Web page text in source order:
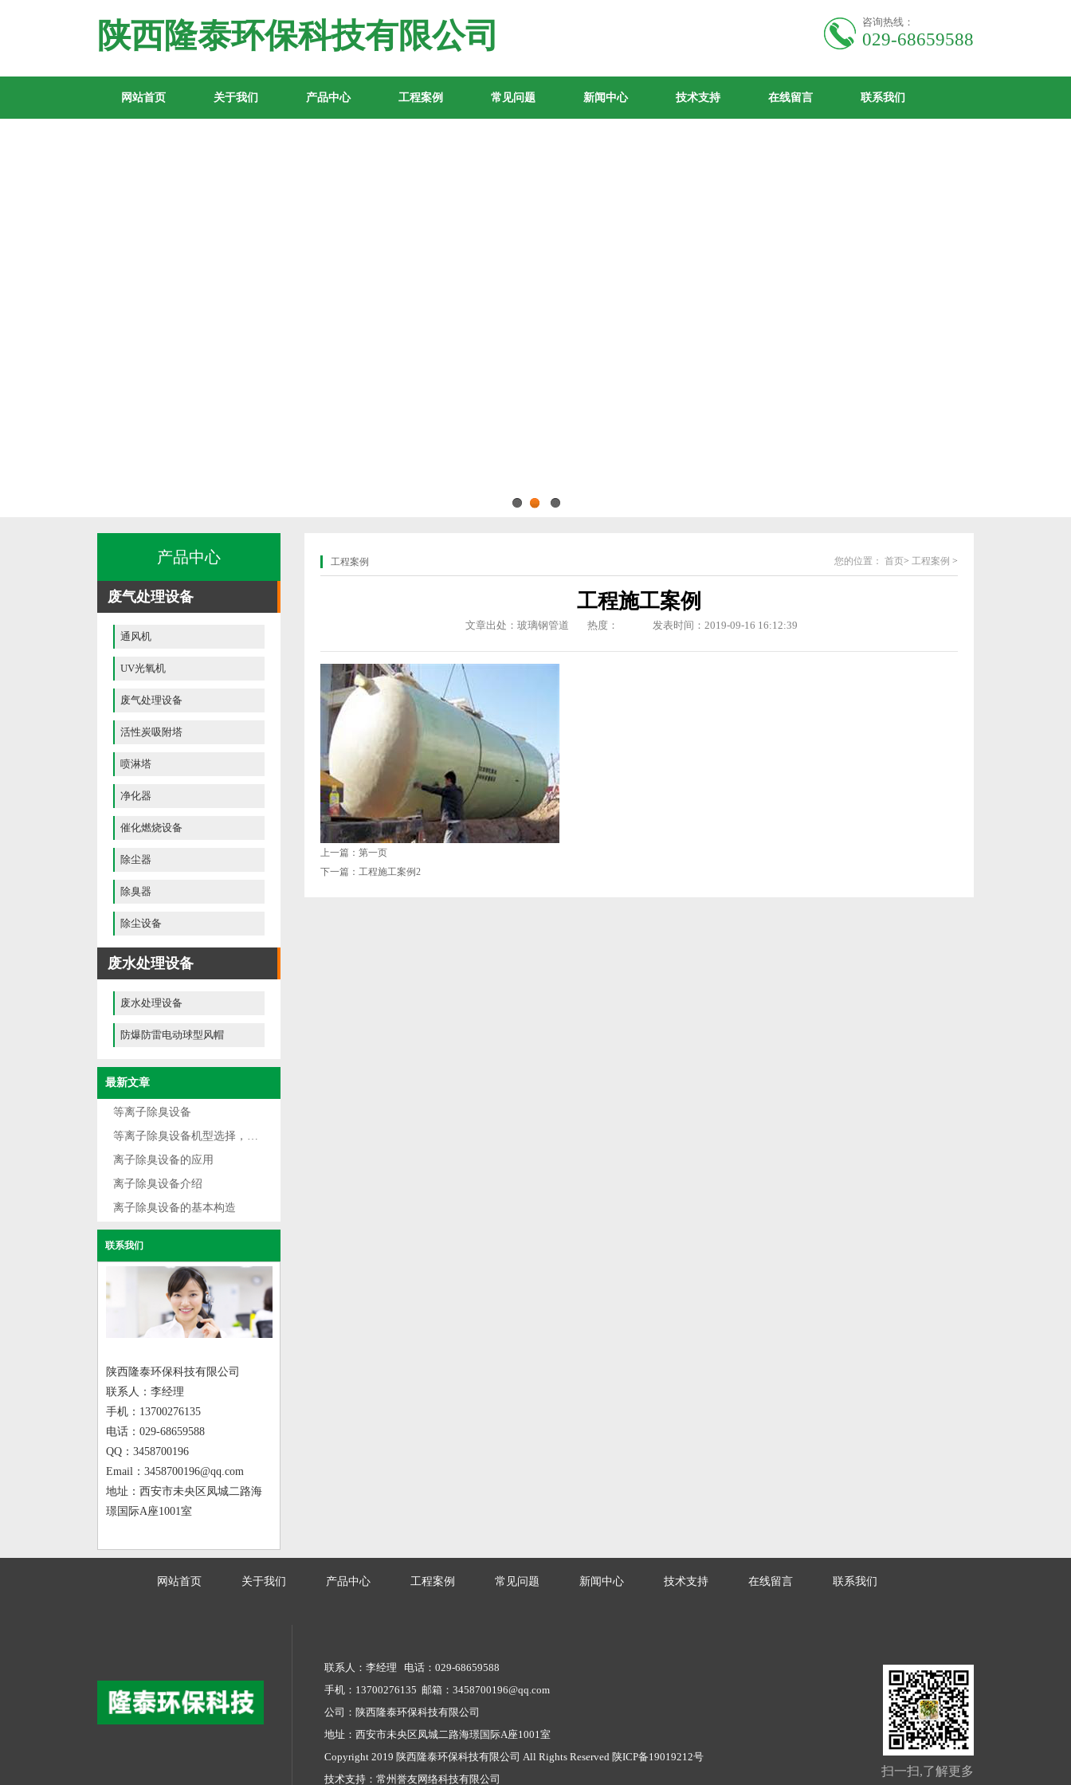
陕西隆泰环保科技有限公司 咨询热线：
029-68659588
网站首页 关于我们 产品中心 工程案例 常见问题 新闻中心 技术支持 在线留言 联系我们
产品中心
废气处理设备
通风机
UV光氧机
废气处理设备
活性炭吸附塔
喷淋塔
净化器
催化燃烧设备
除尘器
除臭器
除尘设备
废水处理设备
废水处理设备
防爆防雷电动球型风帽
最新文章
等离子除臭设备
等离子除臭设备机型选择，根据不同用途选型
离子除臭设备的应用
离子除臭设备介绍
离子除臭设备的基本构造
联系我们
陕西隆泰环保科技有限公司
联系人：李经理
手机：13700276135
电话：029-68659588
QQ：3458700196
Email：3458700196@qq.com
地址：西安市未央区凤城二路海
璟国际A座1001室
工程案例 您的位置： 首页> 工程案例 >
工程施工案例
文章出处：玻璃钢管道 热度： 发表时间：2019-09-16 16:12:39
上一篇： 第一页
下一篇： 工程施工案例2
网站首页 关于我们 产品中心 工程案例 常见问题 新闻中心 技术支持 在线留言 联系我们
联系人：李经理 电话：029-68659588
手机：13700276135 邮箱：3458700196@qq.com
公司：陕西隆泰环保科技有限公司
地址：西安市未央区凤城二路海璟国际A座1001室
Copyright 2019 陕西隆泰环保科技有限公司 All Rights Reserved 陕ICP备19019212号
技术支持： 常州誉友网络科技有限公司
扫一扫,了解更多